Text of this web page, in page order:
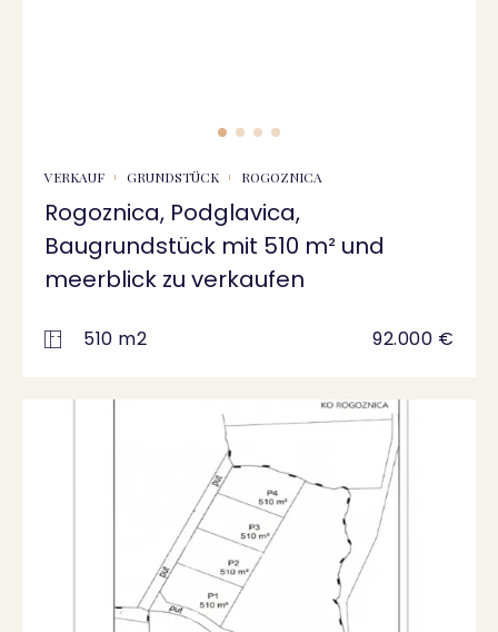
VERKAUF GRUNDSTÜCK ROGOZNICA
Rogoznica, Podglavica,
Baugrundstück mit 510 m² und
meerblick zu verkaufen
510 m2 92.000 €